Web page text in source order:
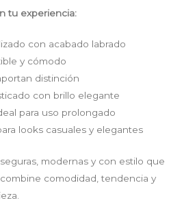
tu experiencia:
con acabado labrado
y cómodo
distinción
con brillo elegante
para uso prolongado
looks casuales y elegantes
modernas y con estilo que
comodidad, tendencia y